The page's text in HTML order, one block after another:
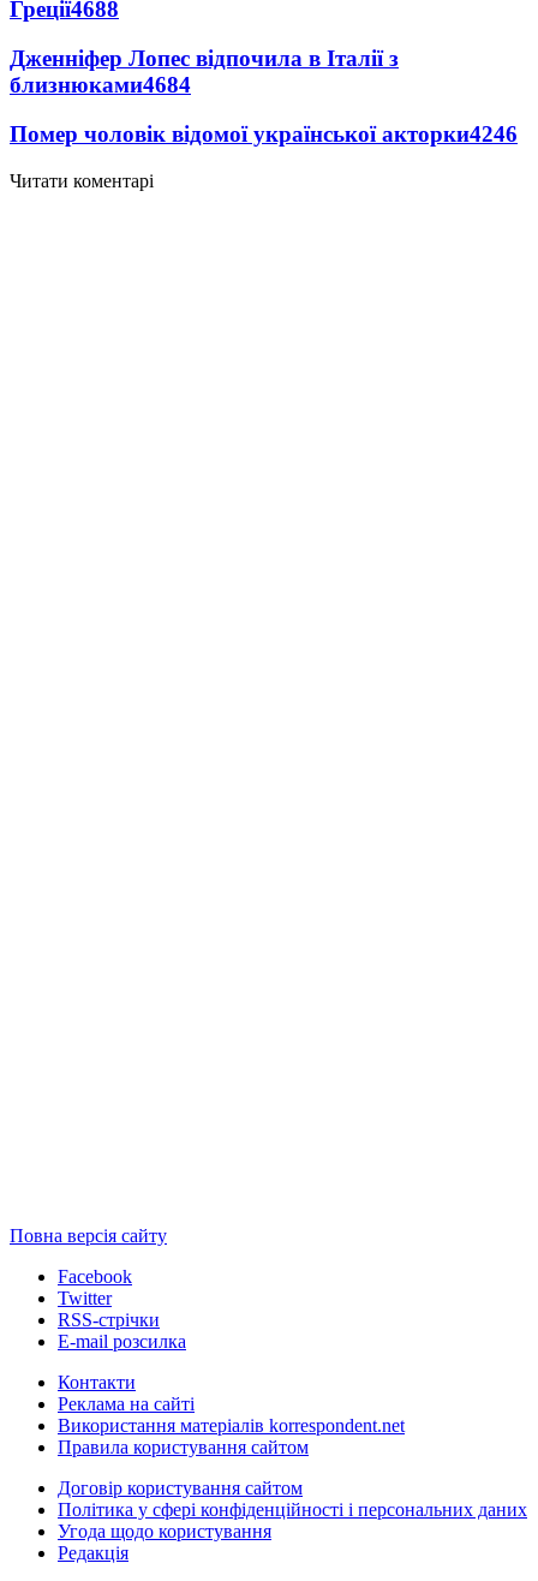
Греції4688
Дженніфер Лопес відпочила в Італії з
близнюками4684
Помер чоловік відомої української акторки4246
Читати коментарі
Повна версія сайту
Facebook
Twitter
RSS-стрічки
E-mail розсилка
Контакти
Реклама на сайті
Використання матеріалів korrespondent.net
Правила користування сайтом
Договір користування сайтом
Політика у сфері конфіденційності і персональних даних
Угода щодо користування
Редакція